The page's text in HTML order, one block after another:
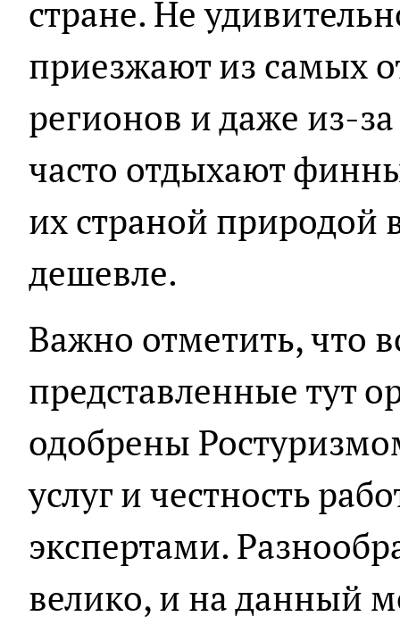
стране. Не
приезжают из самых
регионов и даже из-
часто отдыхают
их страной природой
дешевле.
Важно отметить, что
представленные тут
одобрены
услуг и честность
экспертами.
велико, и на данный